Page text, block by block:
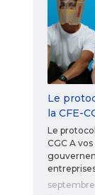
Le
la CFE-
Le
CGC A